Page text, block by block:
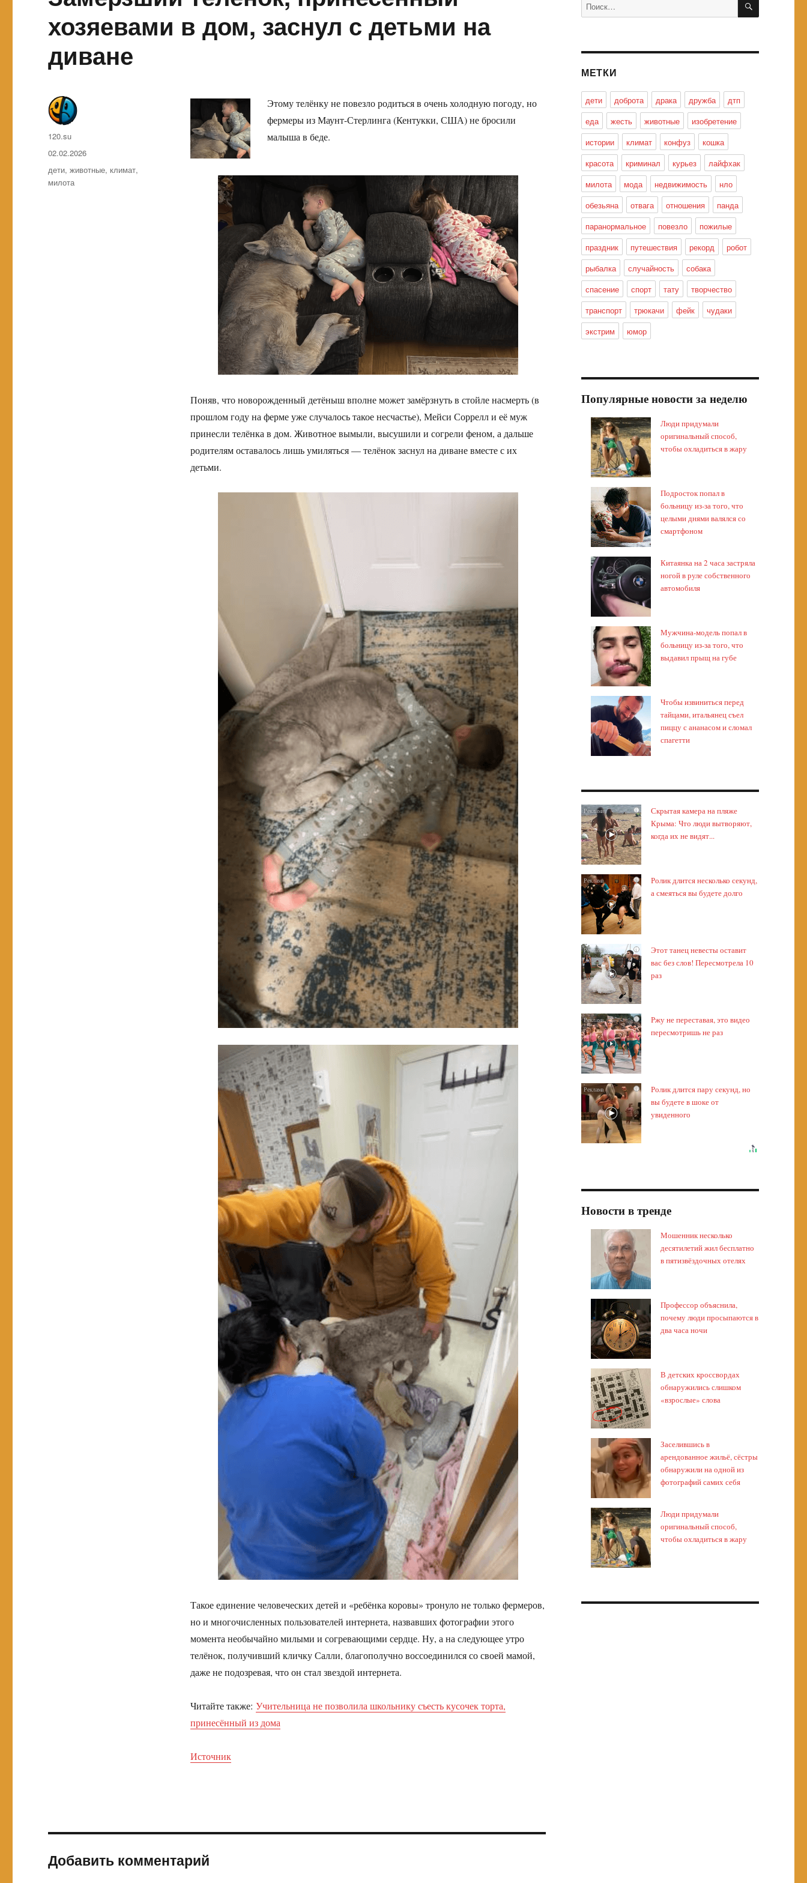
хозяевами в дом, заснул с детьми на
диване
Этому телёнку не повезло родиться в очень холодную погоду, но
фермеры из Маунт-Стерлинга (Кентукки, США) не бросили
малыша в беде.
Поняв, что новорожденный детёныш вполне может замёрзнуть в стойле насмерть (в
прошлом году на ферме уже случалось такое несчастье), Мейси Соррелл и её муж
принесли телёнка в дом. Животное вымыли, высушили и согрели феном, а дальше
родителям оставалось лишь умиляться — телёнок заснул на диване вместе с их
детьми.
Такое единение человеческих детей и «ребёнка коровы» тронуло не только фермеров,
но и многочисленных пользователей интернета, назвавших фотографии этого
момента необычайно милыми и согревающими сердце. Ну, а на следующее утро
телёнок, получивший кличку Салли, благополучно воссоединился со своей мамой,
даже не подозревая, что он стал звездой интернета.
Читайте также: Учительница не позволила школьнику съесть кусочек торта,
принесённый из дома
Источник
Автор
120.su
Опубликовано
02.02.2026
Метки
дети,животные, климат,
милота
Добавить комментарий
МЕТКИ
дети доброта драка дружба
дтп
еда
жесть животные
изобретение
истории
климат конфуз
кошка
красота
криминал курьез
лайфхак
милота
мода недвижимость
нло
обезьяна
отвага отношения
панда
паранормальное
повезло
пожилые
праздник
путешествия рекорд
робот
рыбалка
случайность
собака
спасение
спорт тату
творчество
транспорт
трюкачи фейк
чудаки
экстрим
юмор
Популярные новости за неделю
Люди придумали
оригинальный способ,
чтобы охладиться в жару
Подросток попал в
больницу из-за того, что
целыми днями валялся со
смартфоном
Китаянка на 2 часа застряла
ногой в руле собственного
автомобиля
Мужчина-модель попал в
больницу из-за того, что
выдавил прыщ на губе
Чтобы извиниться перед
тайцами, итальянец съел
пиццу с ананасом и сломал
спагетти
i
Скрытая камера на пляже
Крыма: Что люди вытворяют,
когда их не видят...
i
Ролик длится несколько секунд,
а смеяться вы будете долго
i
Этот танец невесты оставит
вас без слов! Пересмотрела 10
раз
i
Ржу не переставая, это видео
пересмотришь не раз
i
Ролик длится пару секунд, но
вы будете в шоке от
увиденного
Новости в тренде
Мошенник несколько
десятилетий жил бесплатно
в пятизвёздочных отелях
Профессор объяснила,
почему люди просыпаются в
два часа ночи
В детских кроссвордах
обнаружились слишком
«взрослые» слова
Заселившись в
арендованное жильё, сёстры
обнаружили на одной из
фотографий самих себя
Люди придумали
оригинальный способ,
чтобы охладиться в жару